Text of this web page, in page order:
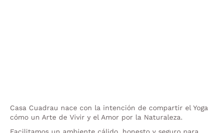
Casa Cuadrau nace con la intención de compartir el Yoga
cómo un Arte de Vivir y el Amor por la Naturaleza.